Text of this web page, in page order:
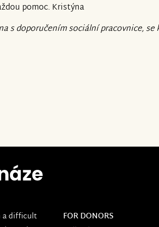
pomoc. Kristýna
s doporučením sociální pracovnice,
a difficult
FOR DONORS